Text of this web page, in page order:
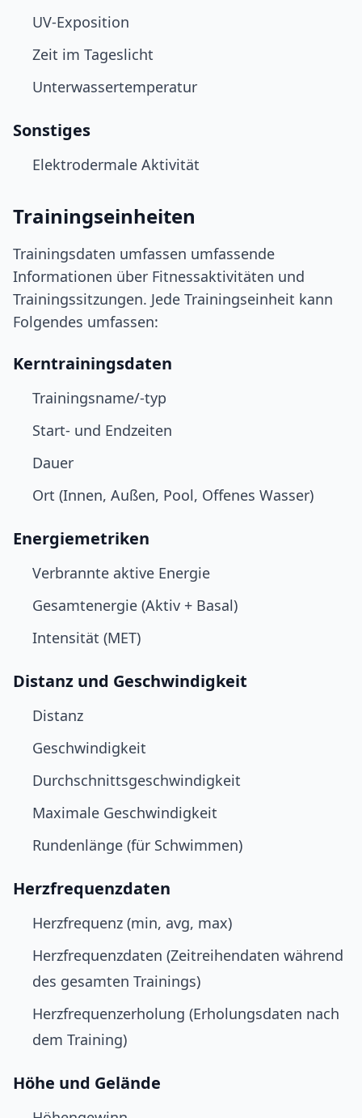
UV-Exposition
Zeit im Tageslicht
Unterwassertemperatur
Sonstiges
Elektrodermale Aktivität
Trainingseinheiten
Trainingsdaten umfassen umfassende
Informationen über Fitnessaktivitäten und
Trainingssitzungen. Jede Trainingseinheit kann
Folgendes umfassen:
Kerntrainingsdaten
Trainingsname/-typ
Start- und Endzeiten
Dauer
Ort (Innen, Außen, Pool, Offenes Wasser)
Energiemetriken
Verbrannte aktive Energie
Gesamtenergie (Aktiv + Basal)
Intensität (MET)
Distanz und Geschwindigkeit
Distanz
Geschwindigkeit
Durchschnittsgeschwindigkeit
Maximale Geschwindigkeit
Rundenlänge (für Schwimmen)
Herzfrequenzdaten
Herzfrequenz (min, avg, max)
Herzfrequenzdaten (Zeitreihendaten während
des gesamten Trainings)
Herzfrequenzerholung (Erholungsdaten nach
dem Training)
Höhe und Gelände